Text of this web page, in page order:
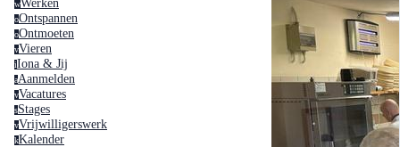
wWerken
oOntspannen
oOntmoeten
vVieren
iIona & Jij
aAanmelden
vVacatures
sStages
vVrijwilligerswerk
kKalender